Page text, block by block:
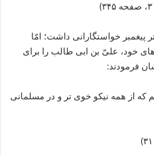
پیغمبر خواستگارانی داشت؛ امّا
خود، علیّ بن ابی طالب را برای
فرمودند:
که از همه نیکو خوی تر و در مسلمانی